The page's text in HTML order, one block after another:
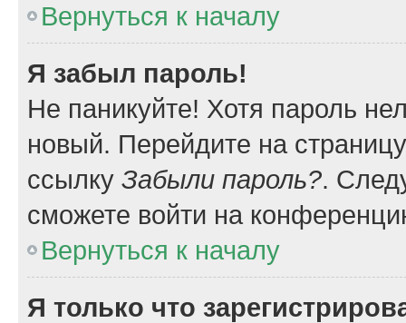
Вернуться к началу
Я забыл пароль!
Не паникуйте! Хотя пароль
новый. Перейдите на
ссылку Забыли пароль?.
сможете войти на
Вернуться к началу
Я только что